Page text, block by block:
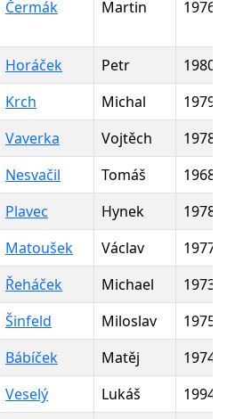
Čermák Martin 1976
Horáček Petr
1980
Krch Michal
1979
Vaverka Vojtěch
1978
Nesvačil Tomáš
1968
Plavec Hynek
1978
Matoušek Václav
1977
Řeháček Michael
1973
Šinfeld Miloslav
1975
Bábíček Matěj
1974
Veselý Lukáš
1994